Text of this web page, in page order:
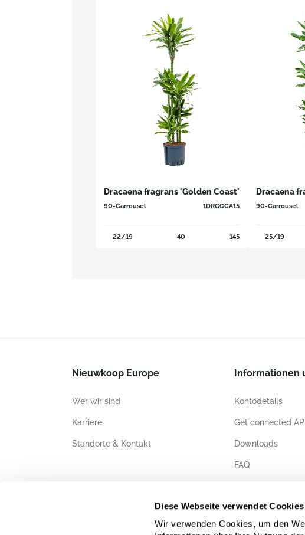
Diese Webseite verwendet Cookies
Wir verwenden Cookies, um den
Dracaena fragrans 'Golden Coast'
90-Carrousel 1DRGCCA15
22/19 40 145
Dracaena
90-Carrousel
25/19
Nieuwkoop Europe
Wer wir sind
Karriere
Standorte & Kontakt
Informationen
Kontodetails
Get connected API
Downloads
FAQ